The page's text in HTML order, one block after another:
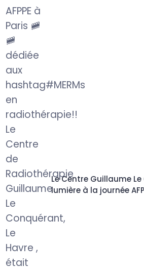
Le Centre Guillaume
lumière à la journée